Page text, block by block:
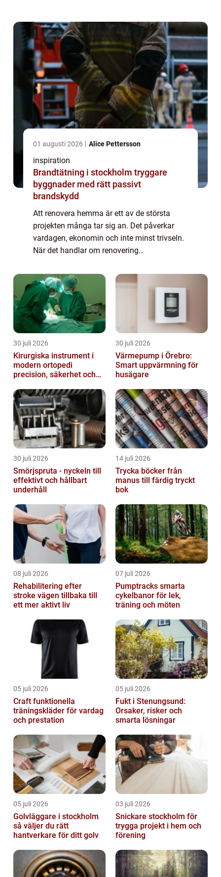
01 augusti 2026 Alice Pettersson
inspiration
Brandtätning i stockholm tryggare
byggnader med rätt passivt
brandskydd
Att renovera hemma är ett av de största
projekten många tar sig an. Det påverkar
vardagen, ekonomin och inte minst trivseln.
När det handlar om renovering
frågor:...
30 juli 2026
Kirurgiska instrument i
modern ortopedi
precision, säkerhet och
30 juli 2026
Värmepump i Örebro:
Smart uppvärmning för
husägare
30 juli 2026
Smörjspruta - nyckeln till
effektivt och hållbart
underhåll
14 juli 2026
Trycka böcker från
manus till färdig tryckt
bok
08 juli 2026
Rehabilitering efter
stroke vägen tillbaka till
ett mer aktivt liv
07 juli 2026
Pumptracks smarta
cykelbanor för lek,
träning och möten
05 juli 2026
Craft funktionella
träningskläder för vardag
och prestation
05 juli 2026
Fukt i Stenungsund:
Orsaker, risker och
smarta lösningar
05 juli 2026
Golvläggare i stockholm
så väljer du rätt
hantverkare för ditt golv
03 juli 2026
Snickare stockholm för
trygga projekt i hem och
förening